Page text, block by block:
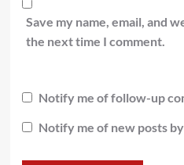
Save my name, email, and
the next time I comment.
Notify me of follow-up
Notify me of new posts by